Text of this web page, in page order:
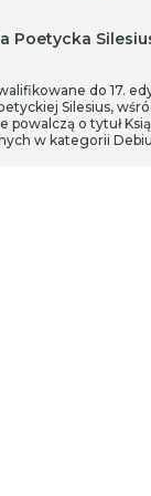
Poetycka
do 17.
Silesius,
powalczą o tytuł
w kategorii